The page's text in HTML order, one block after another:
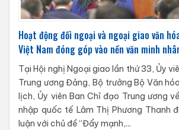
Hoạt động đối ngoại và ngoại giao văn
Việt Nam đóng góp vào nền văn minh
Tại Hội nghị Ngoại giao lần thứ 33, Ủy
Trung ương Đảng, Bộ trưởng Bộ Văn
lịch, Ủy viên Ban Chỉ đạo Trung ương
nhập quốc tế Lâm Thị Phương Thanh
luận với chủ đề “Đẩy mạnh,...